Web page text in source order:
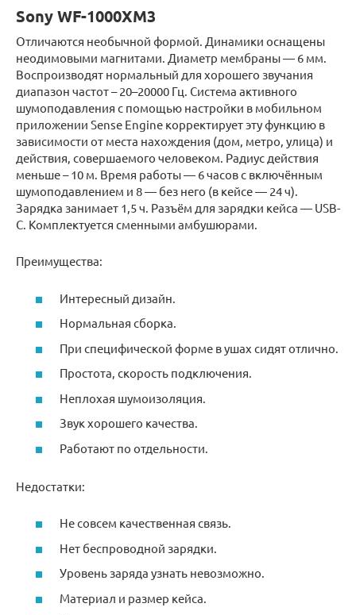
Sony WF-1000XM3
Отличаются необычной формой. Динамики оснащены
неодимовыми магнитами. Диаметр мембраны — 6 мм.
Воспроизводят нормальный для хорошего звучания
диапазон частот – 20–20000 Гц. Система активного
шумоподавления с помощью настройки в мобильном
приложении Sense Engine корректирует эту функцию в
зависимости от места нахождения (дом, метро, улица) и
действия, совершаемого человеком. Радиус действия
меньше – 10 м. Время работы — 6 часов с включённым
шумоподавлением и 8 — без него (в кейсе — 24 ч).
Зарядка занимает 1,5 ч. Разъём для зарядки кейса — USB-
C. Комплектуется сменными амбушюрами.
Преимущества:
Интересный дизайн.
Нормальная сборка.
При специфической форме в ушах сидят отлично.
Простота, скорость подключения.
Неплохая шумоизоляция.
Звук хорошего качества.
Работают по отдельности.
Недостатки:
Не совсем качественная связь.
Нет беспроводной зарядки.
Уровень заряда узнать невозможно.
Материал и размер кейса.